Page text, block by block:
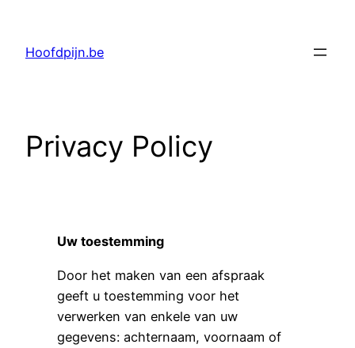
Hoofdpijn.be
Privacy Policy
Uw toestemming
Door het maken van een afspraak
geeft u toestemming voor het
verwerken van enkele van uw
gegevens: achternaam, voornaam of